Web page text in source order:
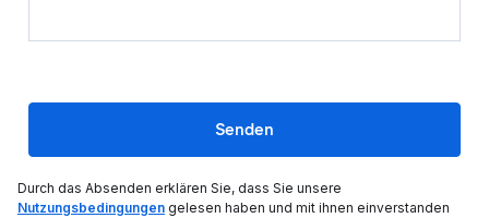
Senden
Durch das Absenden erklären Sie, dass Sie unsere
Nutzungsbedingungen gelesen haben und mit ihnen einverstanden